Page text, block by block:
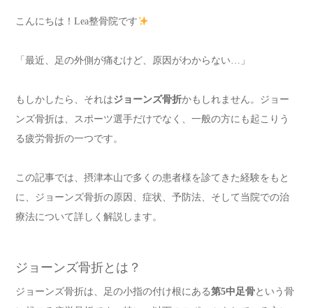
こんにちは！Lea整骨院です
「最近、足の外側が痛むけど、原因がわからない…」
もしかしたら、それはジョーンズ骨折かもしれません。ジョー
ンズ骨折は、スポーツ選手だけでなく、一般の方にも起こりう
る疲労骨折の一つです。
この記事では、摂津本山で多くの患者様を診てきた経験をもと
に、ジョーンズ骨折の原因、症状、予防法、そして当院での治
療法について詳しく解説します。
ジョーンズ骨折とは？
ジョーンズ骨折は、足の小指の付け根にある第5中足骨という骨